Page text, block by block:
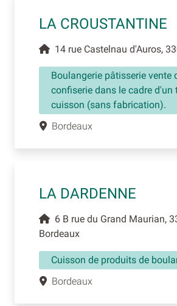
LA CROUSTANTINE
14 rue Castelnau d'Auros,
Boulangerie pâtisserie vente
confiserie dans le cadre d'un
cuisson (sans fabrication).
Bordeaux
LA DARDENNE
6 B rue du Grand Maurian,
Bordeaux
Cuisson de produits de
Bordeaux